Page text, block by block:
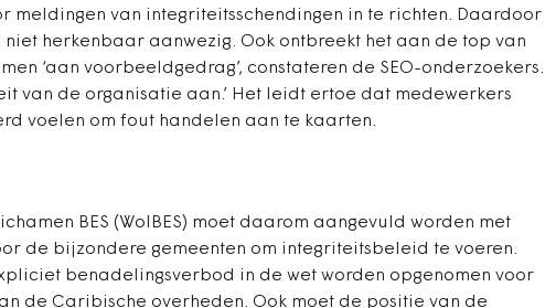
meldingen van integriteitsschendingen in te richten. Daardoor
herkenbaar aanwezig. Ook ontbreekt het aan de top van
‘aan voorbeeldgedrag’, constateren de SEO-onderzoekers.
van de organisatie aan.’ Het leidt ertoe dat medewerkers
voelen om fout handelen aan te kaarten.
BES (WolBES) moet daarom aangevuld worden met
de bijzondere gemeenten om integriteitsbeleid te voeren.
benadelingsverbod in de wet worden opgenomen voor
de Caribische overheden. Ook moet de positie van de